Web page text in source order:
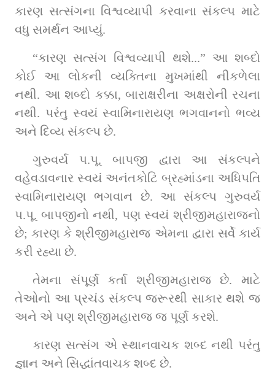
કારણ સત્સંગના વિશ્વવ્યાપી કરવાના સંકલ્પ માટે
વધુ સમર્થન આપ્યું.
“કારણ સત્સંગ વિશ્વવ્યાપી થશે...” આ શબ્દો
કોઈ આ લોકની વ્યક્તિના મુખમાંથી નીકળેલા
નથી. આ શબ્દો કક્કા, બારાક્ષરીના અક્ષરોની રચના
નથી. પરંતુ સ્વયં સ્વામિનારાયણ ભગવાનનો ભવ્ય
અને દિવ્ય સંકલ્પ છે.
ગુરુવર્ય પ.પૂ. બાપજી દ્વારા આ સંકલ્પને
વહેવડાવનાર સ્વયં અનંતકોટિ બ્રહ્માંડના અધિપતિ
સ્વામિનારાયણ ભગવાન છે. આ સંકલ્પ ગુરુવર્ય
પ.પૂ. બાપજીનો નથી, પણ સ્વયં શ્રીજીમહારાજનો
છે; કારણ કે શ્રીજીમહારાજ એમના દ્વારા સર્વે કાર્ય
કરી રહ્યા છે.
તેમના સંપૂર્ણ કર્તા શ્રીજીમહારાજ છે. માટે
તેઓનો આ પ્રચંડ સંકલ્પ જરૂરથી સાકાર થશે જ
અને એ પણ શ્રીજીમહારાજ જ પૂર્ણ કરશે.
કારણ સત્સંગ એ સ્થાનવાચક શબ્દ નથી પરંતુ
જ્ઞાન અને સિદ્ધાંતવાચક શબ્દ છે.